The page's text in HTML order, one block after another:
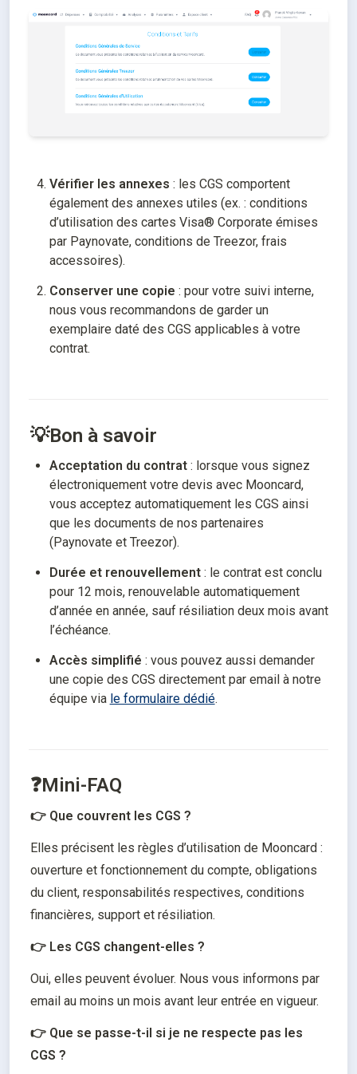
Vérifier les annexes : les CGS comportent
également des annexes utiles (ex. : conditions
d’utilisation des cartes Visa® Corporate émises
par Paynovate, conditions de Treezor, frais
accessoires).
Conserver une copie : pour votre suivi interne,
nous vous recommandons de garder un
exemplaire daté des CGS applicables à votre
contrat.
💡Bon à savoir
Acceptation du contrat : lorsque vous signez
électroniquement votre devis avec Mooncard,
vous acceptez automatiquement les CGS ainsi
que les documents de nos partenaires
(Paynovate et Treezor).
Durée et renouvellement : le contrat est conclu
pour 12 mois, renouvelable automatiquement
d’année en année, sauf résiliation deux mois avant
l’échéance.
Accès simplifié : vous pouvez aussi demander
une copie des CGS directement par email à notre
équipe via le formulaire dédié.
❓Mini-FAQ
👉 Que couvrent les CGS ?
Elles précisent les règles d’utilisation de Mooncard :
ouverture et fonctionnement du compte, obligations
du client, responsabilités respectives, conditions
financières, support et résiliation.
👉 Les CGS changent-elles ?
Oui, elles peuvent évoluer. Nous vous informons par
email au moins un mois avant leur entrée en vigueur.
👉 Que se passe-t-il si je ne respecte pas les
CGS ?